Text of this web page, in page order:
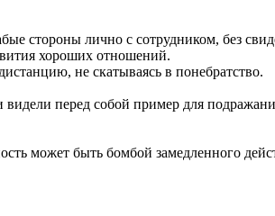
стороны лично с сотрудником, без
хороших отношений.
не скатываясь в понебратство.
видели перед собой пример для
может быть бомбой замедленного